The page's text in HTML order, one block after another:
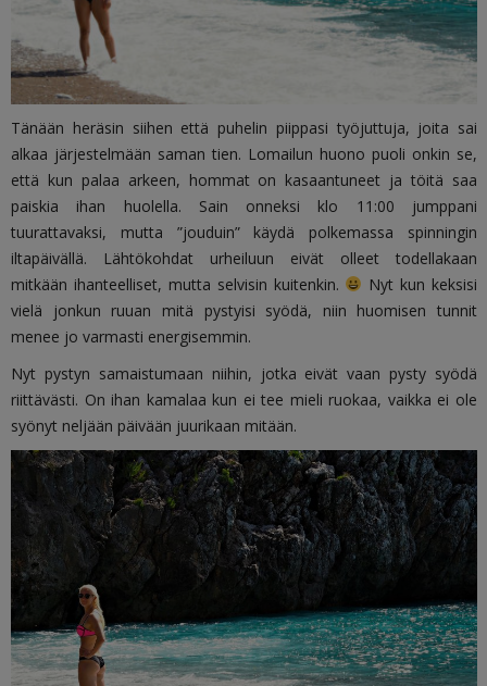
Tänään heräsin siihen että puhelin piippasi työjuttuja, joita sai
alkaa järjestelmään saman tien. Lomailun huono puoli onkin se,
että kun palaa arkeen, hommat on kasaantuneet ja töitä saa
paiskia ihan huolella. Sain onneksi klo 11:00 jumppani
tuurattavaksi, mutta ”jouduin” käydä polkemassa spinningin
iltapäivällä. Lähtökohdat urheiluun eivät olleet todellakaan
mitkään ihanteelliset, mutta selvisin kuitenkin.
Nyt kun keksisi
vielä jonkun ruuan mitä pystyisi syödä, niin huomisen tunnit
menee jo varmasti energisemmin.
Nyt pystyn samaistumaan niihin, jotka eivät vaan pysty syödä
riittävästi. On ihan kamalaa kun ei tee mieli ruokaa, vaikka ei ole
syönyt neljään päivään juurikaan mitään.